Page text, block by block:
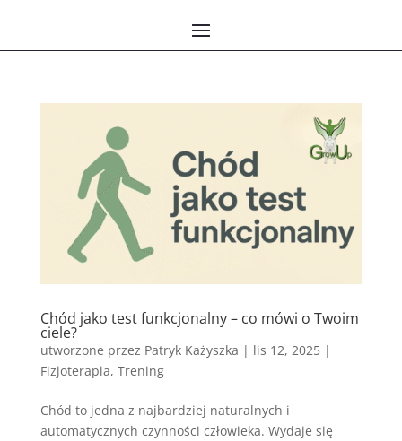
Chód jako test funkcjonalny – co mówi o Twoim
ciele?
utworzone przez Patryk Każyszka | lis 12, 2025|
Fizjoterapia, Trening
Chód to jedna z najbardziej naturalnych i
automatycznych czynności człowieka. Wydaje się